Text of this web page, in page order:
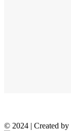
© 2024 | Created by